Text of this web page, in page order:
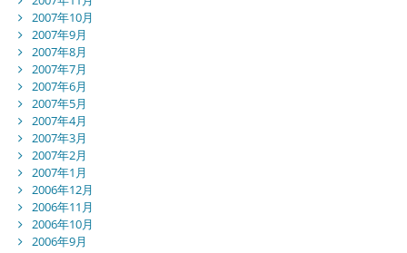
2007年10月
2007年9月
2007年8月
2007年7月
2007年6月
2007年5月
2007年4月
2007年3月
2007年2月
2007年1月
2006年12月
2006年11月
2006年10月
2006年9月